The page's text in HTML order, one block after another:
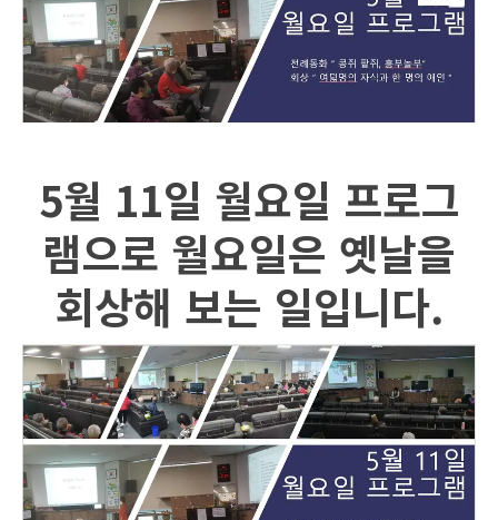
5월 11일 월요일 프로그
램으로 월요일은 옛날을
회상해 보는 일입니다.